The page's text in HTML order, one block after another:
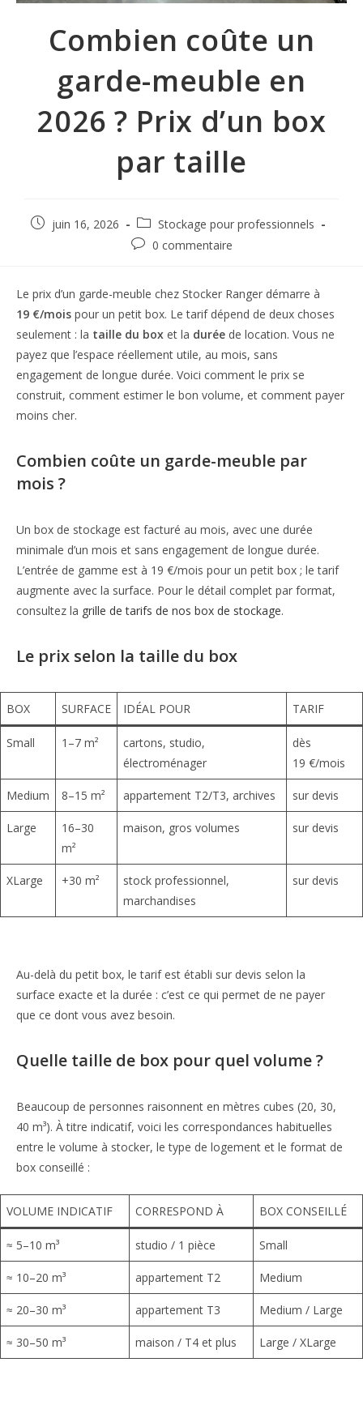
Combien coûte un
garde-meuble en
2026 ? Prix d’un box
par taille
juin 16, 2026
Stockage pour professionnels
0 commentaire
Le prix d’un garde-meuble chez Stocker Ranger démarre à
19 €/mois pour un petit box. Le tarif dépend de deux choses
seulement : la taille du box et la durée de location. Vous ne
payez que l’espace réellement utile, au mois, sans
engagement de longue durée. Voici comment le prix se
construit, comment estimer le bon volume, et comment payer
moins cher.
Combien coûte un garde-meuble par
mois ?
Un box de stockage est facturé au mois, avec une durée
minimale d’un mois et sans engagement de longue durée.
L’entrée de gamme est à 19 €/mois pour un petit box ; le tarif
augmente avec la surface. Pour le détail complet par format,
consultez la grille de tarifs de nos box de stockage.
Le prix selon la taille du box
BOX SURFACE IDÉAL POUR TARIF
Small 1–7 m²
cartons, studio,
électroménager
dès
19 €/mois
Medium 8–15 m² appartement T2/T3, archives sur devis
Large
16–30
m²
maison, gros volumes sur devis
XLarge +30 m²
stock professionnel,
marchandises
sur devis
Au-delà du petit box, le tarif est établi sur devis selon la
surface exacte et la durée : c’est ce qui permet de ne payer
que ce dont vous avez besoin.
Quelle taille de box pour quel volume ?
Beaucoup de personnes raisonnent en mètres cubes (20, 30,
40 m³). À titre indicatif, voici les correspondances habituelles
entre le volume à stocker, le type de logement et le format de
box conseillé :
VOLUME INDICATIF CORRESPOND À BOX CONSEILLÉ
≈ 5–10 m³ studio / 1 pièce Small
≈ 10–20 m³ appartement T2 Medium
≈ 20–30 m³ appartement T3 Medium / Large
≈ 30–50 m³ maison / T4 et plus Large / XLarge